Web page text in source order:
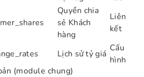
Quyền chia
sẻ Khách
hàng
Liên
kết
Lịch sử tỷ giá
Cấu
hình
(module chung)